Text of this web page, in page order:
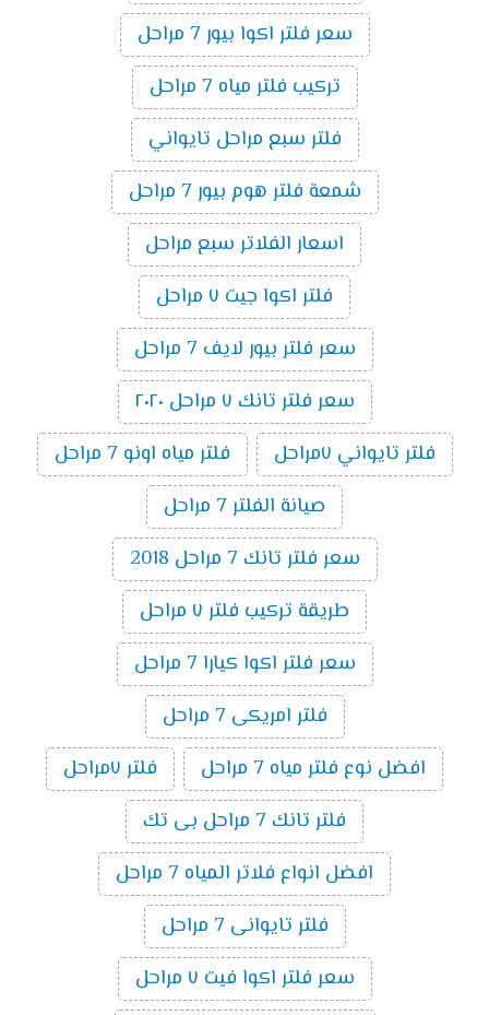
سعر فلتر اكوا بيور 7 مراحل
تركيب فلتر مياه 7 مراحل
فلتر سبع مراحل تايواني
شمعة فلتر هوم بيور 7 مراحل
اسعار الفلاتر سبع مراحل
فلتر اكوا جيت ٧ مراحل
سعر فلتر بيور لايف 7 مراحل
سعر فلتر تانك ٧ مراحل ٢٠٢٠
فلتر تايواني ٧مراحل
فلتر مياه اونو 7 مراحل
صيانة الفلتر 7 مراحل
سعر فلتر تانك 7 مراحل 2018
طريقة تركيب فلتر ٧ مراحل
سعر فلتر اكوا كيارا 7 مراحل
فلتر امريكى 7 مراحل
افضل نوع فلتر مياه 7 مراحل
فلتر ٧مراحل
فلتر تانك 7 مراحل بى تك
افضل انواع فلاتر المياه 7 مراحل
فلتر تايوانى 7 مراحل
سعر فلتر اكوا فيت ٧ مراحل